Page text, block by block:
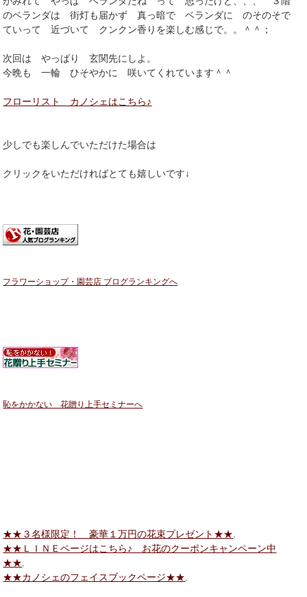
のベランダは 街灯も届かず 真っ暗で ベランダに のそのそで
ていって 近づいて クンクン香りを楽しむ感じで。。＾＾；
次回は やっぱり 玄関先にしよ。
今晩も 一輪 ひそやかに 咲いてくれています＾＾
フローリスト カノシェはこちら♪
少しでも楽しんでいただけた場合は
クリックをいただければとても嬉しいです↓
フラワーショップ・園芸店 ブログランキングへ
恥をかかない 花贈り上手セミナーへ
★★３名様限定！ 豪華１万円の花束プレゼント★★.
★★ＬＩＮＥページはこちら♪ お花のクーポンキャンペーン中
★★.
★★カノシェのフェイスブックページ★★.